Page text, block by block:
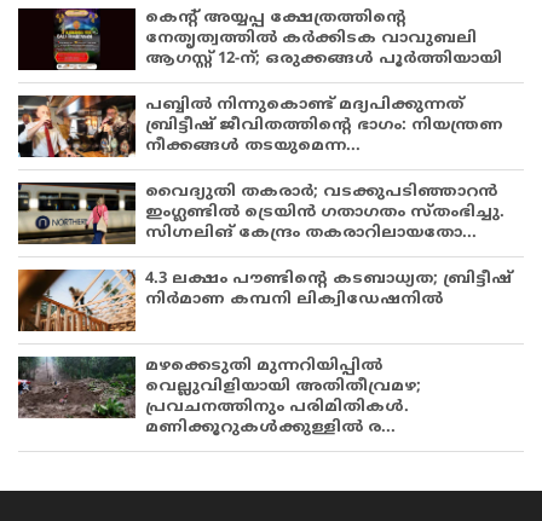
കെന്റ് അയ്യപ്പ ക്ഷേത്രത്തിന്റെ
നേതൃത്വത്തിൽ കർക്കിടക വാവുബലി
ആഗസ്റ്റ് 12-ന്; ഒരുക്കങ്ങൾ പൂർത്തിയായി
പബ്ബില്‍ നിന്നുകൊണ്ട് മദ്യപിക്കുന്നത്
ബ്രിട്ടീഷ് ജീവിതത്തിന്റെ ഭാഗം: നിയന്ത്രണ
നീക്കങ്ങള്‍ തടയുമെന്ന...
വൈദ്യുതി തകരാർ; വടക്കുപടിഞ്ഞാറൻ
ഇംഗ്ലണ്ടിൽ ട്രെയിൻ ഗതാഗതം സ്തംഭിച്ചു.
സിഗ്നലിങ് കേന്ദ്രം തകരാറിലായതോ...
4.3 ലക്ഷം പൗണ്ടിന്റെ കടബാധ്യത; ബ്രിട്ടീഷ്
നിർമാണ കമ്പനി ലിക്വിഡേഷനിൽ
മഴക്കെടുതി മുന്നറിയിപ്പിൽ
വെല്ലുവിളിയായി അതിതീവ്രമഴ;
പ്രവചനത്തിനും പരിമിതികൾ.
മണിക്കൂറുകൾക്കുള്ളിൽ ര...